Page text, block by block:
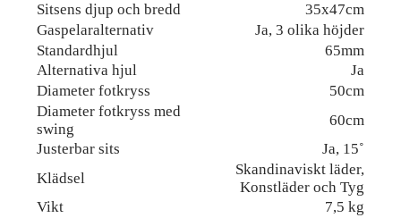
Sitsens djup och bredd
35x47cm
Gaspelaralternativ
Ja, 3 olika höjder
Standardhjul
65mm
Alternativa hjul
Ja
Diameter fotkryss
50cm
Diameter fotkryss med
swing
60cm
Justerbar sits
Ja, 15˚
Klädsel
Skandinaviskt läder,
Konstläder och Tyg
Vikt
7,5 kg